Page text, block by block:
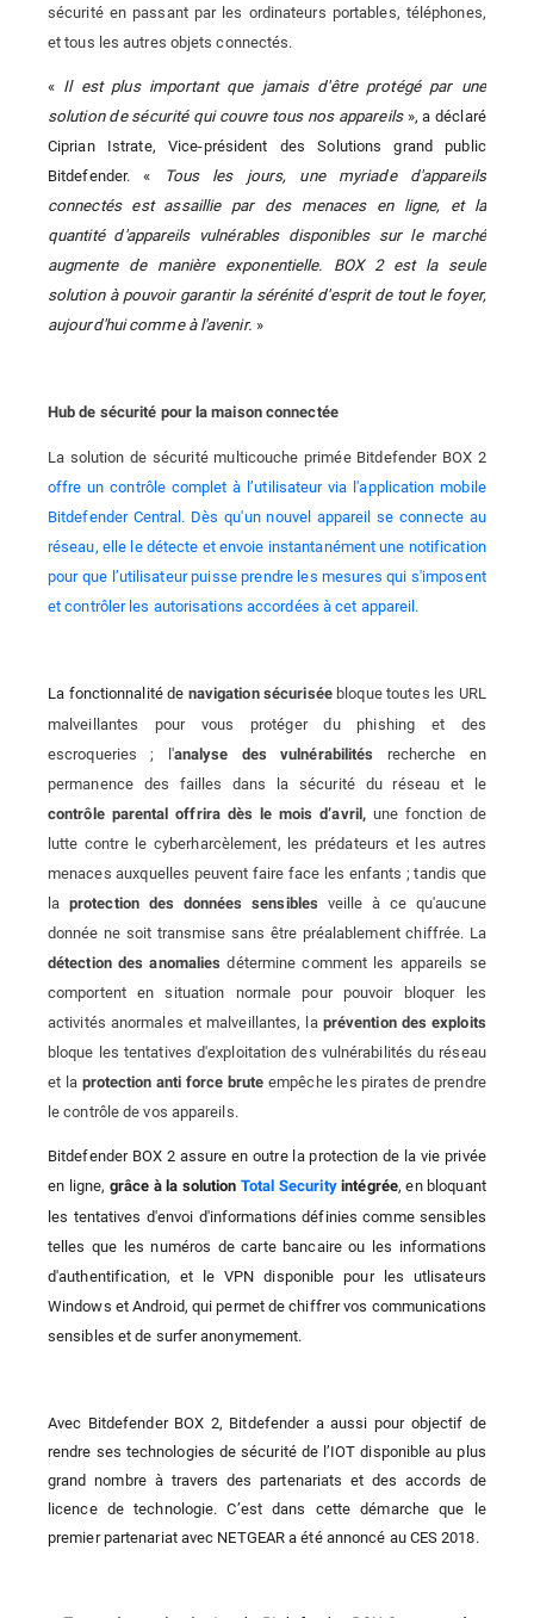
sécurité en passant par les ordinateurs portables, téléphones,
et tous les autres objets connectés.
« Il est plus important que jamais d'être protégé par une
solution de sécurité qui couvre tous nos appareils», a déclaré
Ciprian Istrate, Vice-président des Solutions grand public
Bitdefender. «
Tous les jours, une myriade d'appareils
connectés est assaillie par des menaces en ligne, et la
quantité d'appareils vulnérables disponibles sur le marché
augmente de manière exponentielle. BOX 2 est la seule
solution à pouvoir garantir la sérénité d'esprit de tout le foyer,
aujourd'hui comme à l'avenir. »
Hub de sécurité pour la maison connectée
La solution de sécurité multicouche primée Bitdefender BOX 2
offre un contrôle complet à l’utilisateur via l'application mobile
Bitdefender Central. Dès qu'un nouvel appareil se connecte au
réseau, elle le détecte et envoie instantanément une notification
pour que l’utilisateur puisse prendre les mesures qui s'imposent
et contrôler les autorisations accordées à cet appareil.
La fonctionnalité de navigation sécuriséebloque toutes les URL
malveillantes pour vous protéger du phishing et des
escroqueries ; l'analyse des vulnérabilités
recherche en
permanence des failles dans la sécurité du réseau et le
contrôle parental offrira dès le mois d’avril, une fonction de
lutte contre le cyberharcèlement, les prédateurs et les autres
menaces auxquelles peuvent faire face les enfants ; tandis que
la protection des données sensibles veille à ce qu'aucune
donnée ne soit transmise sans être préalablement chiffrée. La
détection des anomalies détermine comment les appareils se
comportent en situation normale pour pouvoir bloquer les
activités anormales et malveillantes, la prévention des exploits
bloque les tentatives d'exploitation des vulnérabilités du réseau
et la protection anti force brute empêche les pirates de prendre
le contrôle de vos appareils.
Bitdefender BOX 2 assure en outre la protection de la vie privée
en ligne, grâce à la solution Total Securityintégrée, en bloquant
les tentatives d'envoi d'informations définies comme sensibles
telles que les numéros de carte bancaire ou les informations
d'authentification, et le VPN disponible pour les utlisateurs
Windows et Android, qui permet de chiffrer vos communications
sensibles et de surfer anonymement.
Avec Bitdefender BOX 2, Bitdefender a aussi pour objectif de
rendre ses technologies de sécurité de l’IOT disponible au plus
grand nombre à travers des partenariats et des accords de
licence de technologie. C’est dans cette démarche que le
premier partenariat avec NETGEAR a été annoncé au CES 2018.